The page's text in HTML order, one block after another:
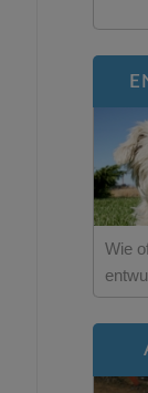
Wie